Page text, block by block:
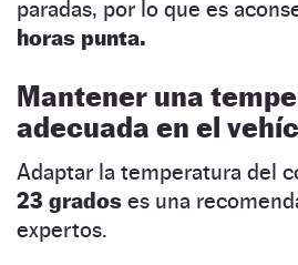
paradas, por lo que es
horas punta.
Mantener una
adecuada en el
Adaptar la temperatura del
23 grados es una
expertos.